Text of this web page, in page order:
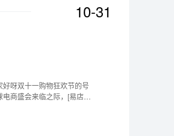
10-31
呀双十一购物狂欢节的号
商盛会来临之际，[易店无